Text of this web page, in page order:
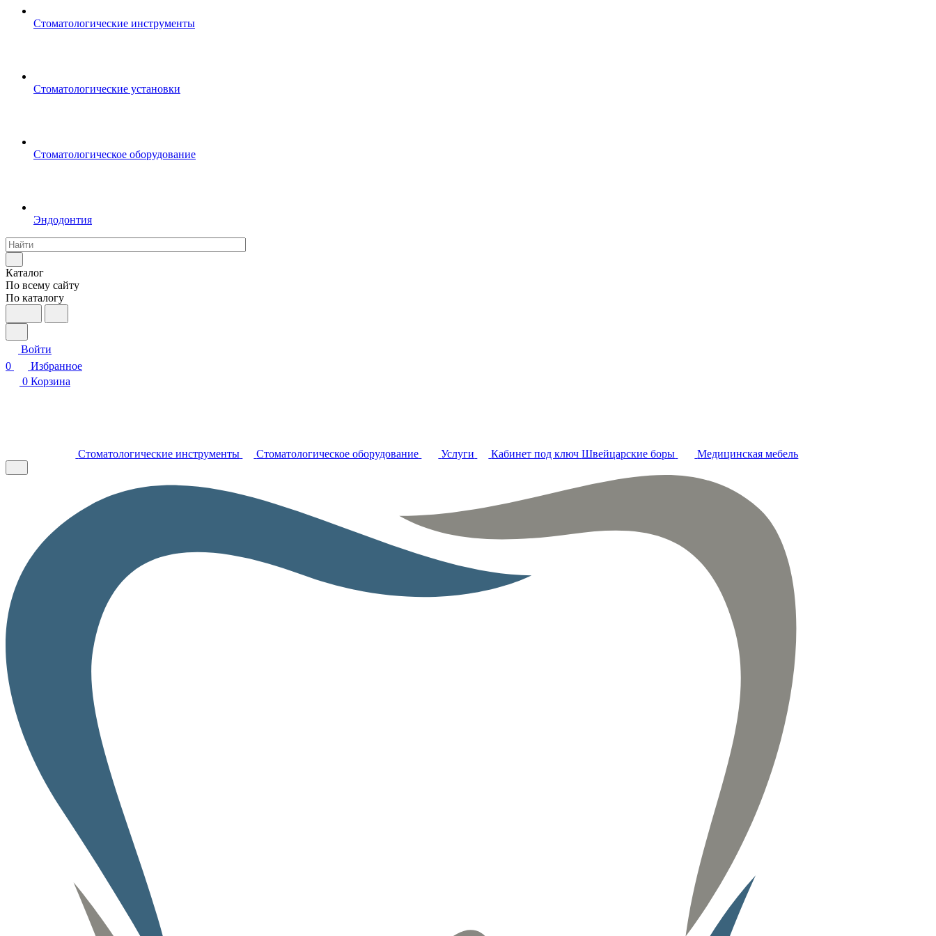
Стоматологические инструменты
Стоматологические установки
Стоматологическое оборудование
Эндодонтия
Каталог
По всему сайту
По каталогу
Войти
0
Избранное
0 Корзина
Стоматологические инструменты Стоматологическое оборудование Услуги Кабинет под ключ Швейцарские боры Медицинская мебель